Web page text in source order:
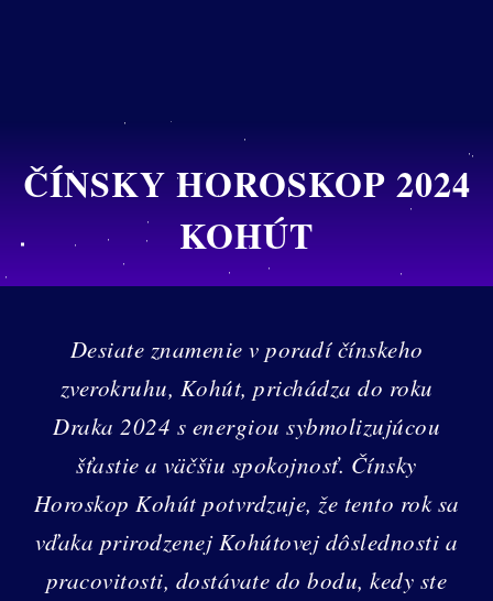
ČÍNSKY HOROSKOP 2024
KOHÚT
Desiate znamenie v poradí čínskeho
zverokruhu, Kohút, prichádza do roku
Draka 2024 s energiou sybmolizujúcou
šťastie a väčšiu spokojnosť. Čínsky
Horoskop Kohút potvrdzuje, že tento rok sa
vďaka prirodzenej Kohútovej dôslednosti a
pracovitosti, dostávate do bodu, kedy ste